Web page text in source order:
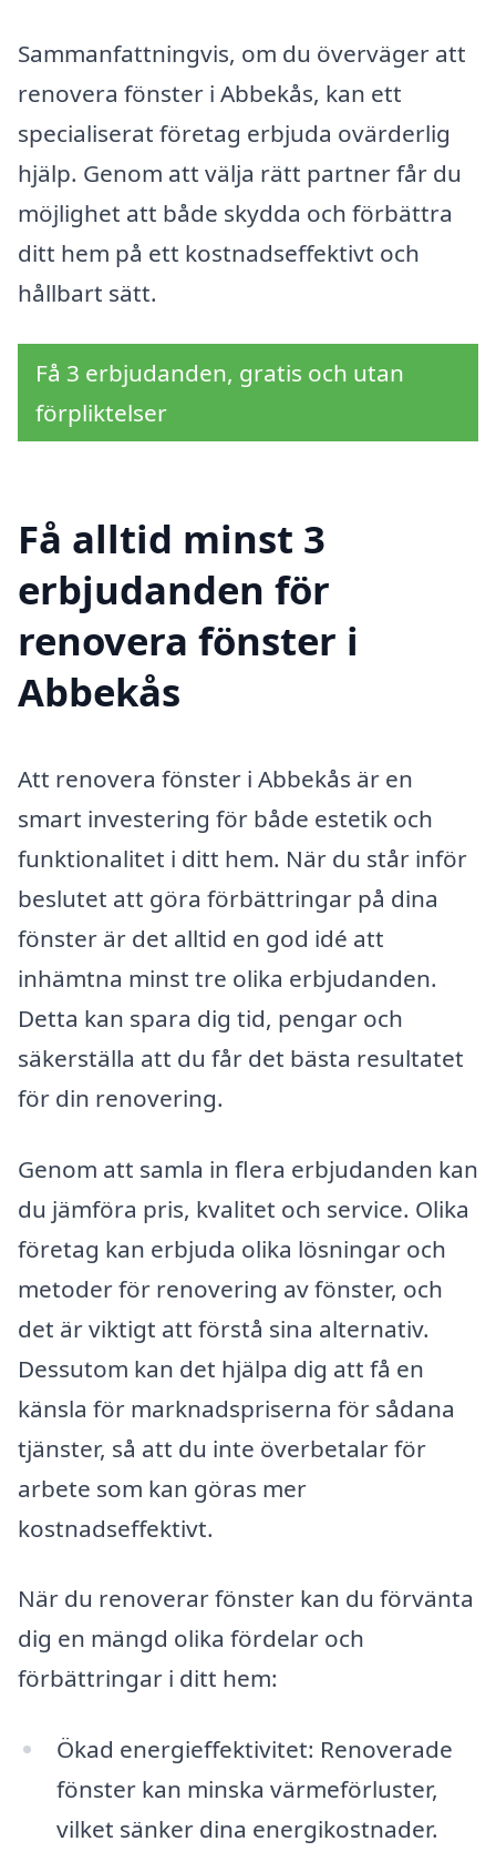
Sammanfattningvis, om du överväger att
renovera fönster i Abbekås, kan ett
specialiserat företag erbjuda ovärderlig
hjälp. Genom att välja rätt partner får du
möjlighet att både skydda och förbättra
ditt hem på ett kostnadseffektivt och
hållbart sätt.
Få 3 erbjudanden, gratis och utan
förpliktelser
Få alltid minst 3
erbjudanden för
renovera fönster i
Abbekås
Att renovera fönster i Abbekås är en
smart investering för både estetik och
funktionalitet i ditt hem. När du står inför
beslutet att göra förbättringar på dina
fönster är det alltid en god idé att
inhämtna minst tre olika erbjudanden.
Detta kan spara dig tid, pengar och
säkerställa att du får det bästa resultatet
för din renovering.
Genom att samla in flera erbjudanden kan
du jämföra pris, kvalitet och service. Olika
företag kan erbjuda olika lösningar och
metoder för renovering av fönster, och
det är viktigt att förstå sina alternativ.
Dessutom kan det hjälpa dig att få en
känsla för marknadspriserna för sådana
tjänster, så att du inte överbetalar för
arbete som kan göras mer
kostnadseffektivt.
När du renoverar fönster kan du förvänta
dig en mängd olika fördelar och
förbättringar i ditt hem:
Ökad energieffektivitet: Renoverade
fönster kan minska värmeförluster,
vilket sänker dina energikostnader.